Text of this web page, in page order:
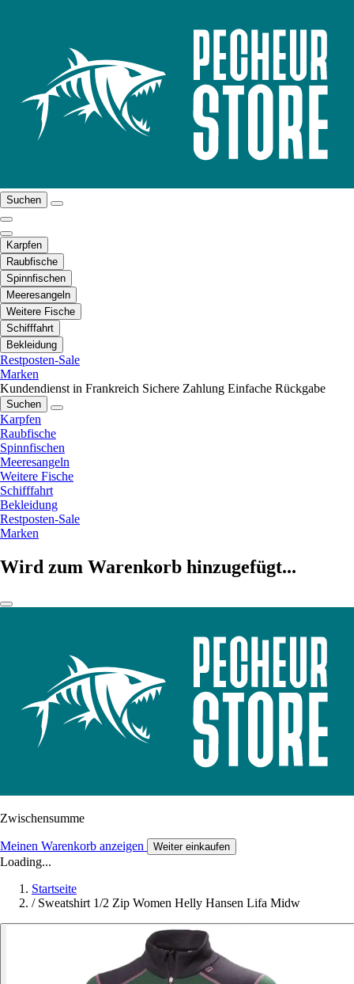
Suchen
Karpfen
Raubfische
Spinnfischen
Meeresangeln
Weitere Fische
Schifffahrt
Bekleidung
Restposten-Sale
Marken
Kundendienst in Frankreich Sichere Zahlung Einfache Rückgabe
Suchen
Karpfen
Raubfische
Spinnfischen
Meeresangeln
Weitere Fische
Schifffahrt
Bekleidung
Restposten-Sale
Marken
Wird zum Warenkorb hinzugefügt...
Zwischensumme
Meinen Warenkorb anzeigen Weiter einkaufen
Loading...
Startseite
/ Sweatshirt 1/2 Zip Women Helly Hansen Lifa Midw